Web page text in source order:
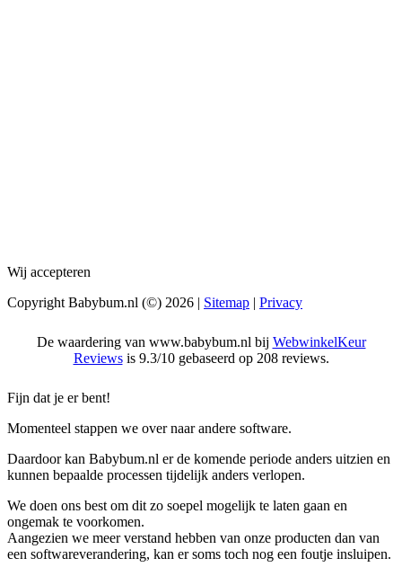
Wij accepteren
Copyright Babybum.nl (©) 2026 | Sitemap | Privacy
De waardering van www.babybum.nl bij WebwinkelKeur
Reviewsis 9.3/10 gebaseerd op 208 reviews.
Fijn dat je er bent!
Momenteel stappen we over naar andere software.
Daardoor kan Babybum.nl er de komende periode anders uitzien en
kunnen bepaalde processen tijdelijk anders verlopen.
We doen ons best om dit zo soepel mogelijk te laten gaan en
ongemak te voorkomen.
Aangezien we meer verstand hebben van onze producten dan van
een softwareverandering, kan er soms toch nog een foutje insluipen.